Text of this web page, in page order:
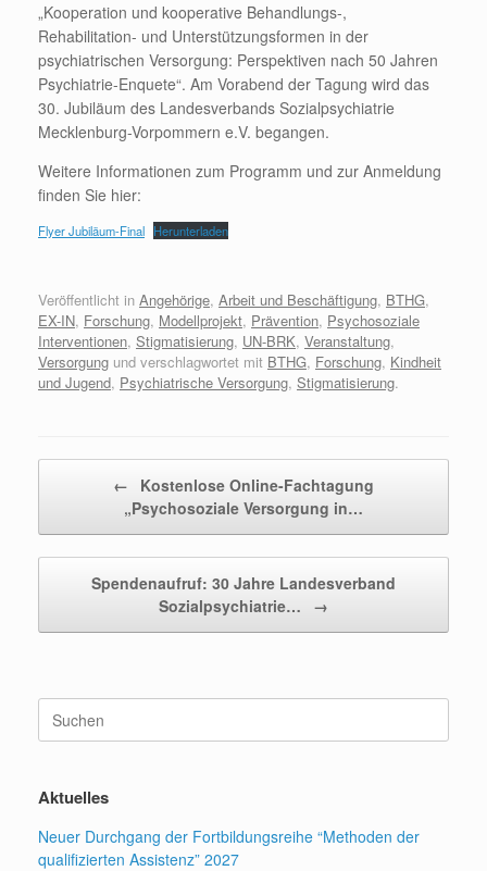
„Kooperation und kooperative Behandlungs-,
Rehabilitation- und Unterstützungsformen in der
psychiatrischen Versorgung: Perspektiven nach 50 Jahren
Psychiatrie-Enquete“. Am Vorabend der Tagung wird das
30. Jubiläum des Landesverbands Sozialpsychiatrie
Mecklenburg-Vorpommern e.V. begangen.
Weitere Informationen zum Programm und zur Anmeldung
finden Sie hier:
Flyer Jubiläum-Final Herunterladen
Veröffentlicht in Angehörige, Arbeit und Beschäftigung, BTHG,
EX-IN, Forschung, Modellprojekt, Prävention, Psychosoziale
Interventionen, Stigmatisierung, UN-BRK, Veranstaltung,
Versorgung und verschlagwortet mit BTHG, Forschung, Kindheit
und Jugend, Psychiatrische Versorgung, Stigmatisierung.
←
Kostenlose Online-Fachtagung
„Psychosoziale Versorgung in…
Spendenaufruf: 30 Jahre Landesverband
Sozialpsychiatrie…
→
Suchen
nach:
Aktuelles
Neuer Durchgang der Fortbildungsreihe “Methoden der
qualifizierten Assistenz” 2027